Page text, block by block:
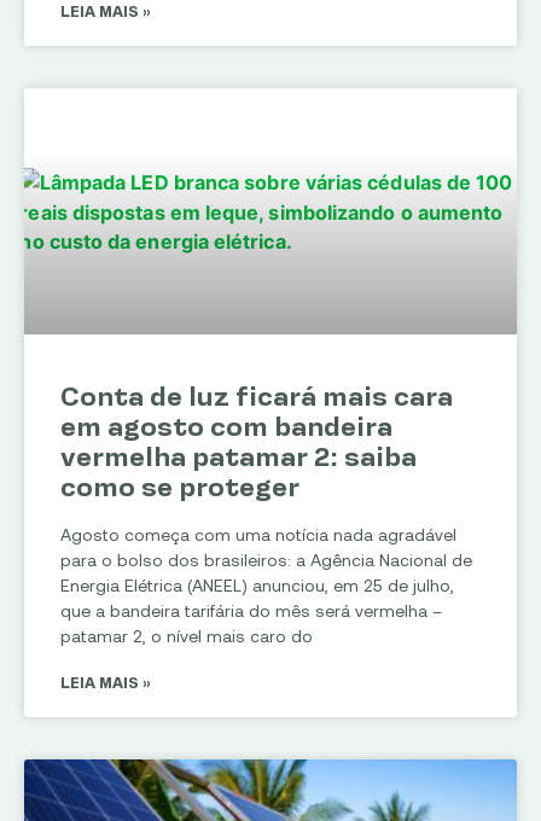
LEIA MAIS »
Conta de luz ficará mais cara
em agosto com bandeira
vermelha patamar 2: saiba
como se proteger
Agosto começa com uma notícia nada agradável
para o bolso dos brasileiros: a Agência Nacional de
Energia Elétrica (ANEEL) anunciou, em 25 de julho,
que a bandeira tarifária do mês será vermelha –
patamar 2, o nível mais caro do
LEIA MAIS »